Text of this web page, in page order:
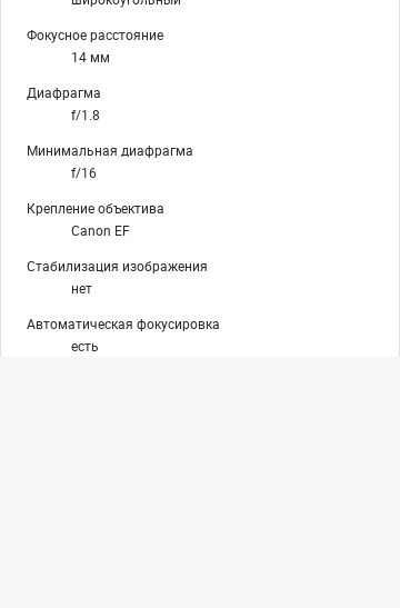
Фокусное расстояние
14 мм
Диафрагма
f/1.8
Минимальная диафрагма
f/16
Крепление объектива
Canon EF
Стабилизация изображения
нет
Автоматическая фокусировка
есть